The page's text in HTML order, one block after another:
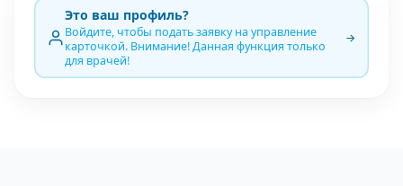
Это ваш профиль?
Войдите, чтобы подать заявку на управление
карточкой. Внимание! Данная функция только
для врачей!